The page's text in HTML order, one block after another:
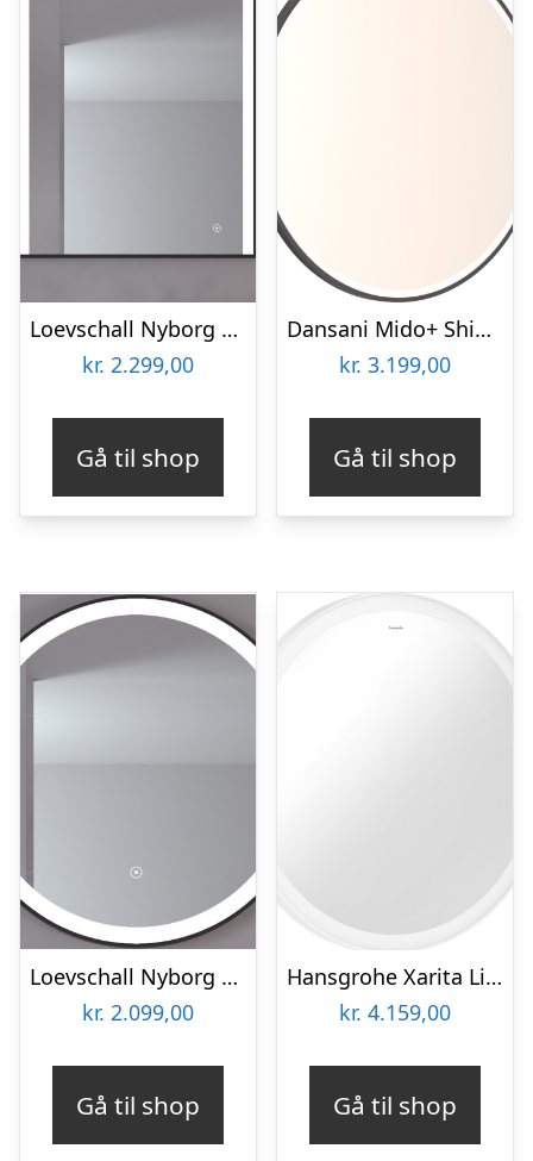
Loevschall Nyborg spejl med lys, 60×75 cm
kr. 2.299,00
Gå til shop
Dansani Mido+ Shine spejl med lys, dæmpbar, Ø75 cm, sort
kr. 3.199,00
Gå til shop
Loevschall Nyborg spejl med lys, Ø60 cm
kr. 2.099,00
Gå til shop
Hansgrohe Xarita Lite S spejl med lys, Ø70 cm, hvid
kr. 4.159,00
Gå til shop